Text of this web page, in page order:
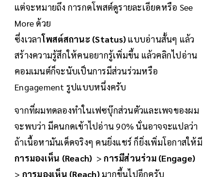
แต่จะหมายถึง การกดโพสต์ดูรายละเอียดหรือ See
More ด้วย
ซึ่งเวลาโพสต์สถานะ (Status) แบบอ่านสั้นๆ แล้ว
สร้างความรู้สึกให้คนอยากรู้เพิ่มขึ้น แล้วคลิกไปอ่าน
คอมเมนต์ก็จะนับเป็นการมีส่วนร่วมหรือ
Engagement รูปแบบหนึ่งครับ
จากที่ผมทดลองทำในเฟซบุ๊กส่วนตัวและเพจของผม
จะพบว่า มีคนกดเข้าไปอ่าน 90% นั่นอาจจะแปลว่า
ถ้าเนื้อหามันเด็ดจริงๆ คนยิ่งแชร์ ก็ยิ่งเพิ่มโอกาสให้มี
การมองเห็น (Reach) >การมีส่วนร่วม (Engage)
> การมองเห็น (Reach)มากขึ้นไปอีกครับ